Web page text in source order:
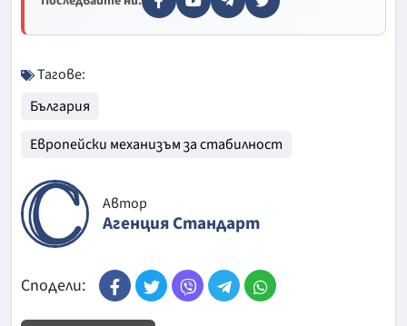
Тагове:
България
Европейски механизъм за стабилност
Автор
Агенция Стандарт
Сподели: